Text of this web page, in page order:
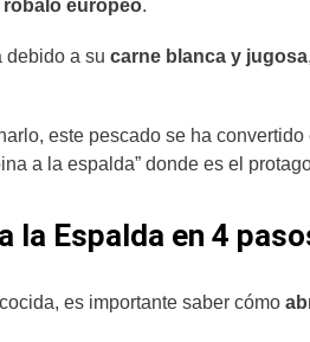
róbalo europeo.
debido a su carne blanca y jugosa
este pescado se ha
a la espalda” donde es el
la Espalda en 4
es importante saber cómo